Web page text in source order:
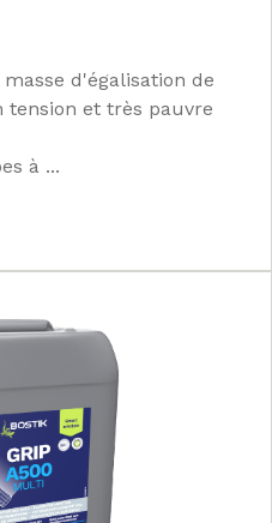
d'égalisation de
tension et très pauvre
à ...